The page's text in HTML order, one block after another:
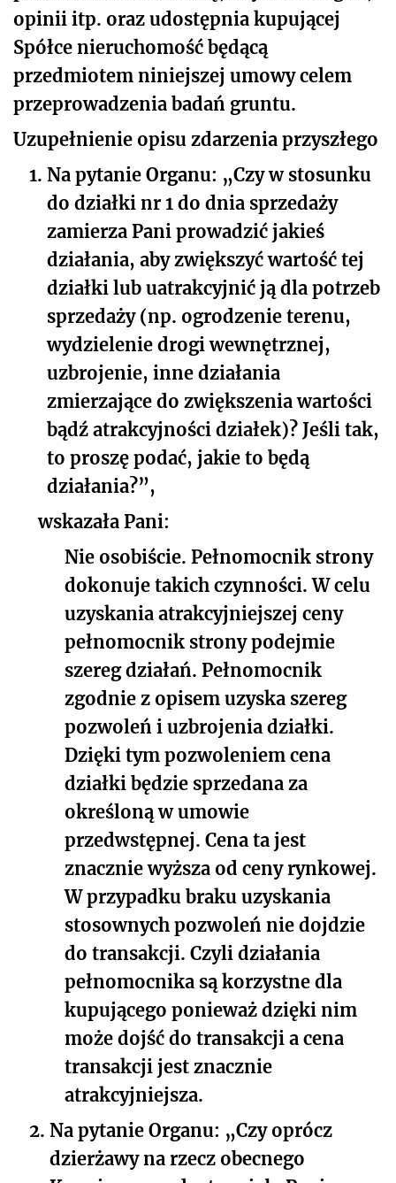
opinii itp. oraz udostępnia kupującej
Spółce nieruchomość będącą
przedmiotem niniejszej umowy celem
przeprowadzenia badań gruntu.
Uzupełnienie opisu zdarzenia przyszłego
1. Na pytanie Organu: „Czy w stosunku
do działki nr 1 do dnia sprzedaży
zamierza Pani prowadzić jakieś
działania, aby zwiększyć wartość tej
działki lub uatrakcyjnić ją dla potrzeb
sprzedaży (np. ogrodzenie terenu,
wydzielenie drogi wewnętrznej,
uzbrojenie, inne działania
zmierzające do zwiększenia wartości
bądź atrakcyjności działek)? Jeśli tak,
to proszę podać, jakie to będą
działania?”,
wskazała Pani:
Nie osobiście. Pełnomocnik strony
dokonuje takich czynności. W celu
uzyskania atrakcyjniejszej ceny
pełnomocnik strony podejmie
szereg działań. Pełnomocnik
zgodnie z opisem uzyska szereg
pozwoleń i uzbrojenia działki.
Dzięki tym pozwoleniem cena
działki będzie sprzedana za
określoną w umowie
przedwstępnej. Cena ta jest
znacznie wyższa od ceny rynkowej.
W przypadku braku uzyskania
stosownych pozwoleń nie dojdzie
do transakcji. Czyli działania
pełnomocnika są korzystne dla
kupującego ponieważ dzięki nim
może dojść do transakcji a cena
transakcji jest znacznie
atrakcyjniejsza.
2. Na pytanie Organu: „Czy oprócz
dzierżawy na rzecz obecnego